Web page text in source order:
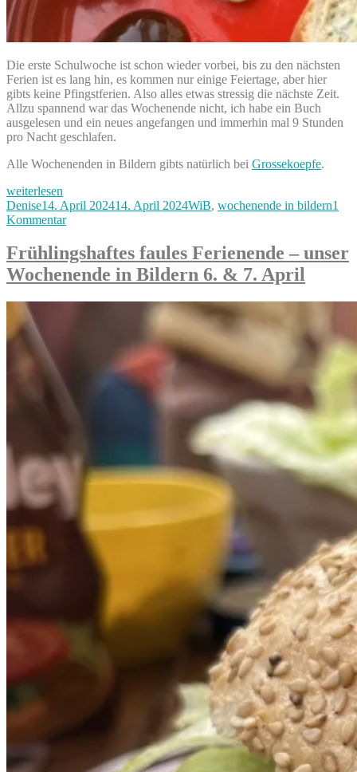
Die erste Schulwoche ist schon wieder vorbei, bis zu den nächsten
Ferien ist es lang hin, es kommen nur einige Feiertage, aber hier
gibts keine Pfingstferien. Also alles etwas stressig die nächste Zeit.
Allzu spannend war das Wochenende nicht, ich habe ein Buch
ausgelesen und ein neues angefangen und immerhin mal 9 Stunden
pro Nacht geschlafen.
Alle Wochenenden in Bildern gibts natürlich bei Grossekoepfe.
„Faules
Wochenende
–
Wochenende
in
Bildern
&
14.
April“
weiterlesen
Autor
DeniseVeröffentlicht
am
14. April 202414. April 2024Kategorien
WiB, wochenende in bildern1
Kommentarzu
Wochenende
–
unser
in
Frühlingshaftes faules Ferienende – unser
Wochenende in Bildern 6. & 7. April